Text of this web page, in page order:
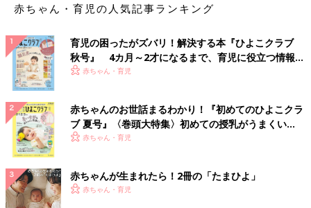
赤ちゃん・育児の人気記事ランキング
育児の困ったがズバリ！解決する本『ひよこクラブ
秋号』 4カ月～2才になるまで、育児に役立つ情報が
いっぱい！
赤ちゃん・育児
赤ちゃんのお世話まるわかり！『初めてのひよこクラ
ブ 夏号』〈巻頭大特集〉初めての授乳がうまくい
く！ おっぱい・ミルクの基本と夏のトラブル 解決テ
赤ちゃん・育児
赤ちゃんが生まれたら！2冊の「たまひよ」
赤ちゃん・育児